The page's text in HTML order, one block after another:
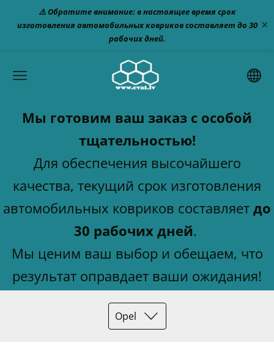
⚠️ Обратите внимание: в настоящее время срок
изготовления автомобильных ковриков составляет до 30
рабочих дней.
×
Мы готовим ваш заказ с особой
тщательностью!
Для обеспечения высочайшего
качества, текущий срок изготовления
автомобильных ковриков составляет до
30 рабочих дней.
Мы ценим ваш выбор и обещаем, что
результат оправдает ваши ожидания!
Opel